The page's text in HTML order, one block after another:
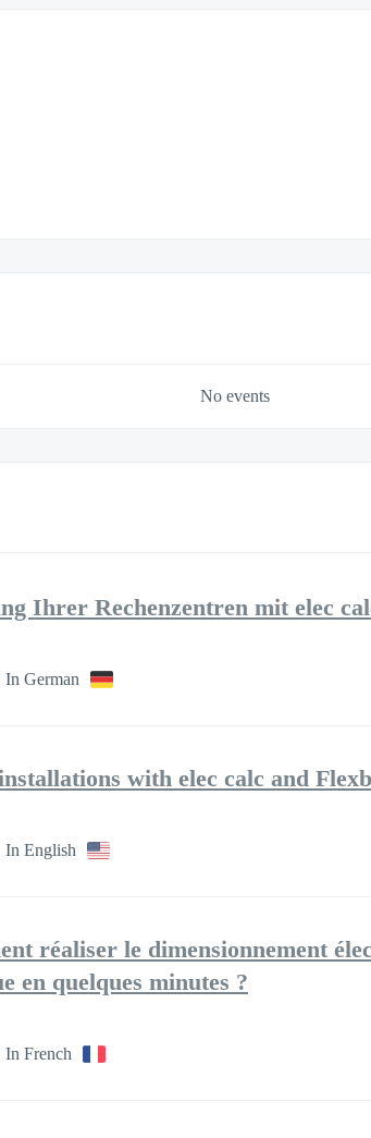
No events
Ihrer Rechenzentren mit elec
In German
with elec calc and
In English
réaliser le dimensionnement
en quelques minutes ?
In French